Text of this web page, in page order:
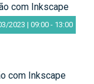
com Inkscape
2023 | 09:00- 13:00
com Inkscape